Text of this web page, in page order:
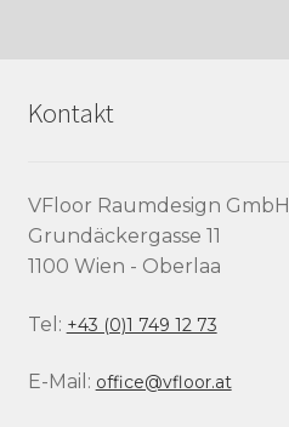
Kontakt
VFloor Raumdesign GmbH
Grundäckergasse 11
1100 Wien - Oberlaa
Tel: +43 (0)1 749 12 73
E-Mail: office@vfloor.at